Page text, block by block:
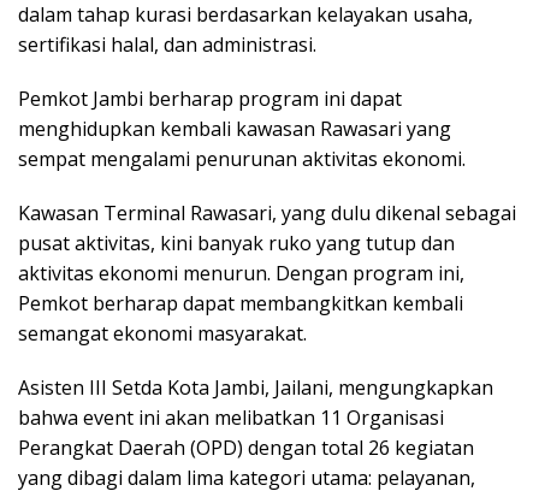
dalam tahap kurasi berdasarkan kelayakan usaha,
sertifikasi halal, dan administrasi.
Pemkot Jambi berharap program ini dapat
menghidupkan kembali kawasan Rawasari yang
sempat mengalami penurunan aktivitas ekonomi.
Kawasan Terminal Rawasari, yang dulu dikenal sebagai
pusat aktivitas, kini banyak ruko yang tutup dan
aktivitas ekonomi menurun. Dengan program ini,
Pemkot berharap dapat membangkitkan kembali
semangat ekonomi masyarakat.
Asisten III Setda Kota Jambi, Jailani, mengungkapkan
bahwa event ini akan melibatkan 11 Organisasi
Perangkat Daerah (OPD) dengan total 26 kegiatan
yang dibagi dalam lima kategori utama: pelayanan,